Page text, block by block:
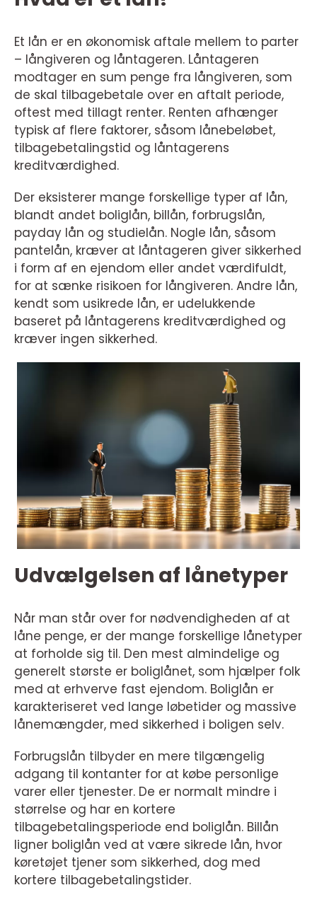
Et lån er en økonomisk aftale mellem to parter
– långiveren og låntageren. Låntageren
modtager en sum penge fra långiveren, som
de skal tilbagebetale over en aftalt periode,
oftest med tillagt renter. Renten afhænger
typisk af flere faktorer, såsom lånebeløbet,
tilbagebetalingstid og låntagerens
kreditværdighed.
Der eksisterer mange forskellige typer af lån,
blandt andet boliglån, billån, forbrugslån,
payday lån og studielån. Nogle lån, såsom
pantelån, kræver at låntageren giver sikkerhed
i form af en ejendom eller andet værdifuldt,
for at sænke risikoen for långiveren. Andre lån,
kendt som usikrede lån, er udelukkende
baseret på låntagerens kreditværdighed og
kræver ingen sikkerhed.
Udvælgelsen af lånetyper
Når man står over for nødvendigheden af at
låne penge, er der mange forskellige lånetyper
at forholde sig til. Den mest almindelige og
generelt største er boliglånet, som hjælper folk
med at erhverve fast ejendom. Boliglån er
karakteriseret ved lange løbetider og massive
lånemængder, med sikkerhed i boligen selv.
Forbrugslån tilbyder en mere tilgængelig
adgang til kontanter for at købe personlige
varer eller tjenester. De er normalt mindre i
størrelse og har en kortere
tilbagebetalingsperiode end boliglån. Billån
ligner boliglån ved at være sikrede lån, hvor
køretøjet tjener som sikkerhed, dog med
kortere tilbagebetalingstider.